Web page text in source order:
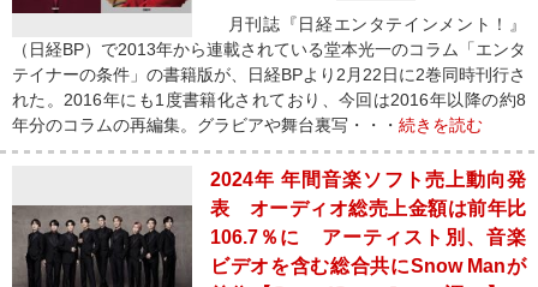
月刊誌『日経エンタテインメント！』
（日経BP）で2013年から連載されている堂本光一のコラム「エンタ
テイナーの条件」の書籍版が、日経BPより2月22日に2巻同時刊行さ
れた。2016年にも1度書籍化されており、今回は2016年以降の約8
年分のコラムの再編集。グラビアや舞台裏写・・・ 続きを読む
2024年 年間音楽ソフト売上動向発
表 オーディオ総売上金額は前年比
106.7％に アーティスト別、音楽
ビデオを含む総合共にSnow Manが